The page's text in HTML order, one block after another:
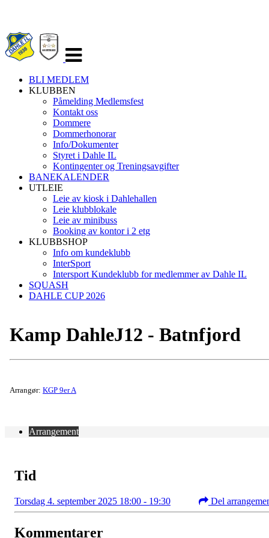
navigasjon
BLI MEDLEM
KLUBBEN
Påmelding Medlemsfest
Kontakt oss
Dommere
Dommerhonorar
Info/Dokumenter
Styret i Dahle IL
Kontingenter og Treningsavgifter
BANEKALENDER
UTLEIE
Leie av kiosk i Dahlehallen
Leie klubblokale
Leie av minibuss
Booking av kontor i 2 etg
KLUBBSHOP
Info om kundeklubb
InterSport
Intersport Kundeklubb for medlemmer av Dahle IL
SQUASH
DAHLE CUP 2026
Kamp DahleJ12 - Batnfjord
Arrangør: KGP 9er A
Arrangement
Tid
Torsdag 4. september 2025 18:00 - 19:30 Del
Kommentarer